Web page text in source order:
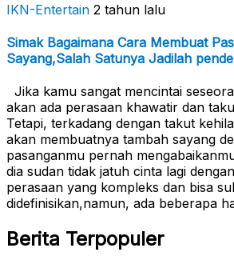
IKN-Entertain 2 tahun lalu
Simak Bagaimana Cara Membuat
Sayang,Salah Satunya Jadilah
Jika kamu sangat mencintai
akan ada perasaan khawatir dan
Tetapi, terkadang dengan takut
akan membuatnya tambah sayang
pasanganmu pernah
dia sudan tidak jatuh cinta lagi
perasaan yang kompleks dan bisa
didefinisikan,namun, ada beberapa
Berita Terpopuler